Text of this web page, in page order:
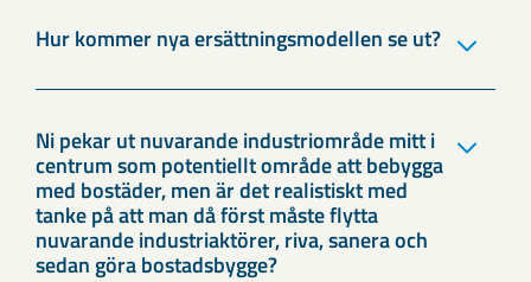
Hur kommer nya ersättningsmodellen se ut?
Ni pekar ut nuvarande industriområde mitt i
centrum som potentiellt område att bebygga
med bostäder, men är det realistiskt med
tanke på att man då först måste flytta
nuvarande industriaktörer, riva, sanera och
sedan göra bostadsbygge?